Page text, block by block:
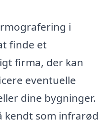
i
finde et
firma, der kan
eventuelle
dine bygninger.
kendt som infrarød